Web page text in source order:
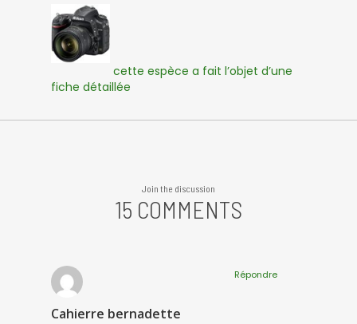
cette espèce a fait l’objet d’une
fiche détaillée
Join the discussion
15 COMMENTS
Cahierre bernadette
Répondre